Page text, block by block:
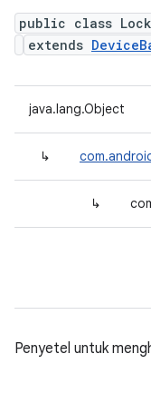
public class
extends
java.lang.Object
↳
↳
Penyetel untuk